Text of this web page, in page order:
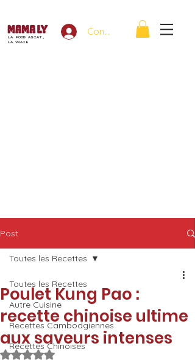
LA FOOD ASIAT,
LA VRAIE
Connexion
Post
Toutes les Recettes
Autre Cuisine
Recettes Cambodgiennes
Recettes Chinoises
Toutes les Recettes
Poulet Kung Pao :
recette chinoise ultime
aux saveurs intenses
Noté NaN étoiles sur 5.